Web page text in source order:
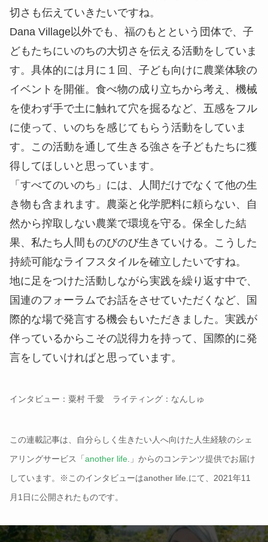
切さも伝えていきたいですね。
Dana Village以外でも、福のもとという団体で、子
どもたちにいのちの大切さを伝える活動をしていま
す。具体的には月に１回、子ども向けに農業体験の
イベントを開催。食べ物の成り立ちから考え、機械
を使わず手で土に触れて穴を掘るなど、五感をフル
に使って、いのちを感じてもらう活動をしていま
す。この活動を通して生きる強さを子どもたちに獲
得してほしいと思っています。
「すべてのいのち」には、人間だけでなくて他の生
き物も含まれます。農薬と化学肥料に頼らない、自
然から搾取しない農業で環境を守る。保全した結
果、私たち人間ものびのび生きていける。こうした
持続可能なライフスタイルを確立したいですね。
地に足をつけた活動しながら実践を繰り返す中で、
国連のフォーラムでお話をさせていただくなど、国
際的な場で発言する機会もいただきました。実践が
伴っているからこその説得力を持って、国際的に発
言をしていければと思っています。
インタビュー：粟村 千愛 ライティング：なんしゅ
この連載記事は、自分らしく生きたい人へ向けた人生経験のシェ
アリングサービス「another life .」からのコンテンツ提供でお届け
しています。※このインタビューはanother life.にて、2021年11
月1日に公開されたものです。